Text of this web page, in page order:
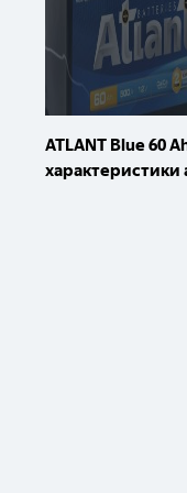
ATLANT Blue 60
характеристики